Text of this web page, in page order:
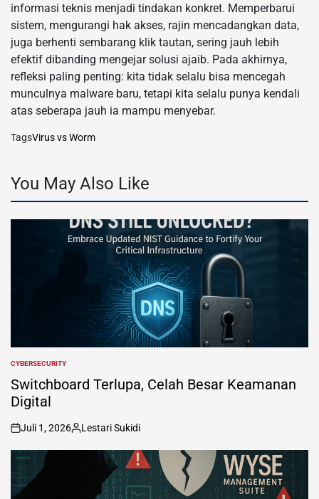
informasi teknis menjadi tindakan konkret. Memperbarui
sistem, mengurangi hak akses, rajin mencadangkan data,
juga berhenti sembarang klik tautan, sering jauh lebih
efektif dibanding mengejar solusi ajaib. Pada akhirnya,
refleksi paling penting: kita tidak selalu bisa mencegah
munculnya malware baru, tetapi kita selalu punya kendali
atas seberapa jauh ia mampu menyebar.
TagsVirus vs Worm
You May Also Like
POSTED
IN
CYBERSECURITY
Switchboard Terlupa, Celah Besar Keamanan
Digital
on
Juli 1, 2026
Posted
by
Lestari Sukidi